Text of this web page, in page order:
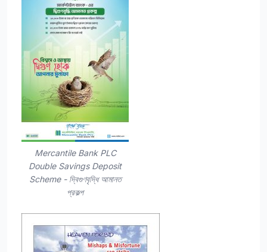
Mercantile Bank PLC
Double Savings Deposit
Scheme - দ্বিগুণবৃদ্ধি আমানত
প্রকল্প